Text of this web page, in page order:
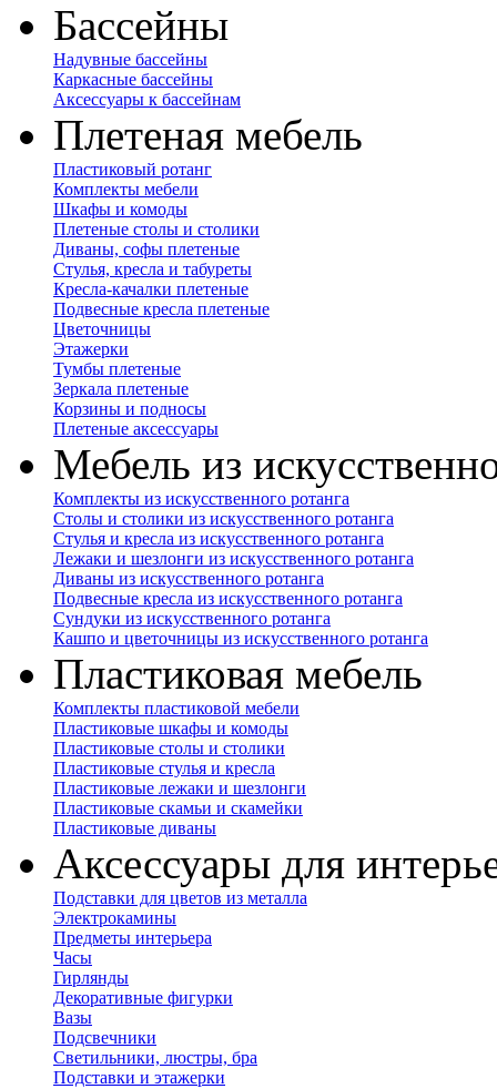
Бассейны
Надувные бассейны
Каркасные бассейны
Аксессуары к бассейнам
Плетеная мебель
Пластиковый ротанг
Комплекты мебели
Шкафы и комоды
Плетеные столы и столики
Диваны, софы плетеные
Стулья, кресла и табуреты
Кресла-качалки плетеные
Подвесные кресла плетеные
Цветочницы
Этажерки
Тумбы плетеные
Зеркала плетеные
Корзины и подносы
Плетеные аксессуары
Мебель из
Комплекты из искусственного ротанга
Столы и столики из искусственного ротанга
Стулья и кресла из искусственного ротанга
Лежаки и шезлонги из искусственного ротанга
Диваны из искусственного ротанга
Подвесные кресла из искусственного ротанга
Сундуки из искусственного ротанга
Кашпо и цветочницы из искусственного ротанга
Пластиковая мебель
Комплекты пластиковой мебели
Пластиковые шкафы и комоды
Пластиковые столы и столики
Пластиковые стулья и кресла
Пластиковые лежаки и шезлонги
Пластиковые скамьи и скамейки
Пластиковые диваны
Аксессуары для
Подставки для цветов из металла
Электрокамины
Предметы интерьера
Часы
Гирлянды
Декоративные фигурки
Вазы
Подсвечники
Светильники, люстры, бра
Подставки и этажерки